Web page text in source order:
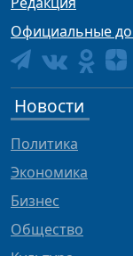
Официальные
Новости
Политика
Экономика
Бизнес
Общество